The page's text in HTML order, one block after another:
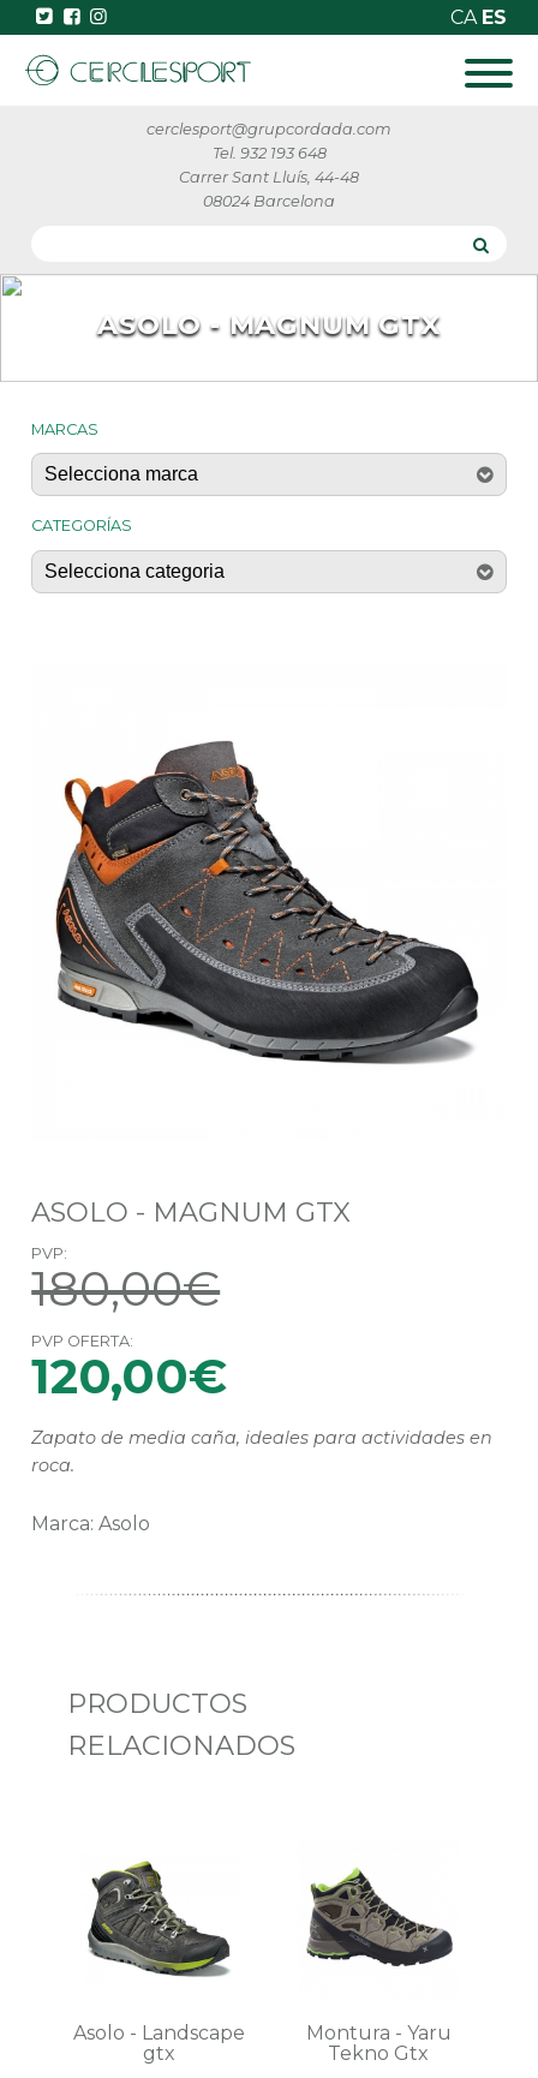
CA ES
cerclesport@grupcordada.com
Tel. 932 193 648
Carrer Sant Lluís, 44-48
08024 Barcelona
ASOLO - MAGNUM GTX
MARCAS
CATEGORÍAS
ASOLO - MAGNUM GTX
Marca: Asolo
Zapato de media caña, ideales para actividades en
roca.
PVP:
180,00€
PVP OFERTA:
120,00€
PRODUCTOS
RELACIONADOS
Asolo - Landscape
gtx
Montura - Yaru
Tekno Gtx